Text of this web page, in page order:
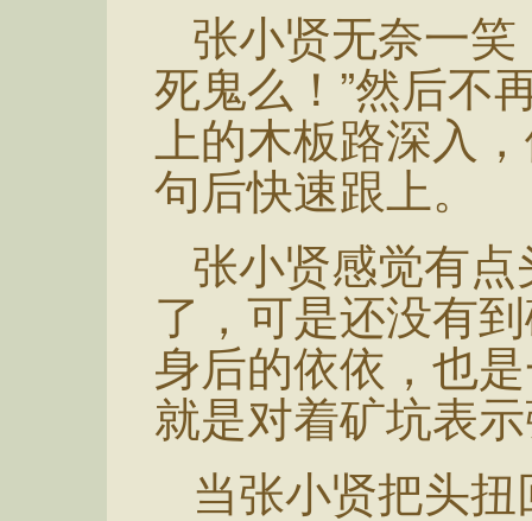
张小贤无奈一
死鬼么！”然后不
上的木板路深入
句后快速跟上。
张小贤感觉有
了，可是还没有
身后的依依，也
就是对着矿坑表
当张小贤把头